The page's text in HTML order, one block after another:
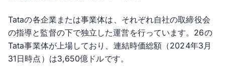
Tataの各企業または事業体は、それぞれ自社の取締役会
の指導と監督の下で独立した運営を行っています。26の
Tata事業体が上場しており、連結時価総額（2024年3月
31日時点）は3,650億ドルです。